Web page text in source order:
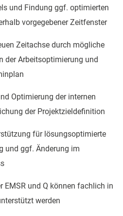
und Findung ggf. optimierten
vorgegebener Zeitfenster
Zeitachse durch mögliche
der Arbeitsoptimierung und
Optimierung der internen
der Projektzieldefinition
für lösungsoptimierte
und ggf. Änderung im
EMSR und Q können fachlich in
werden